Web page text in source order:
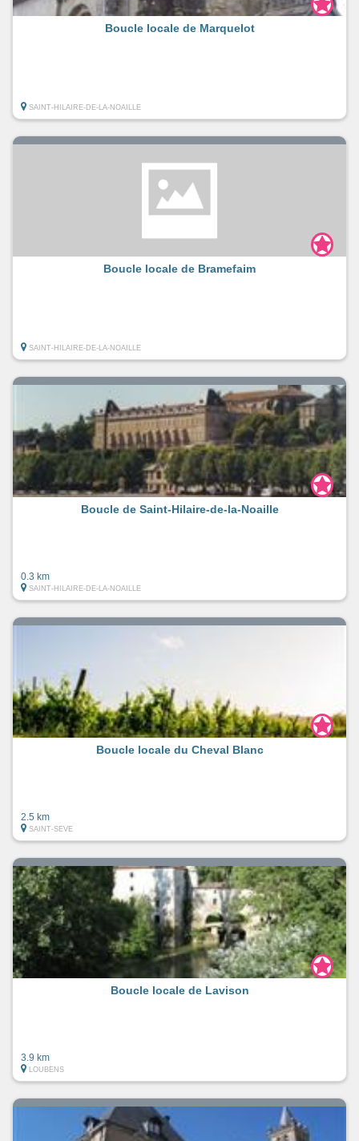
Boucle locale de Marquelot
SAINT-HILAIRE-DE-LA-NOAILLE
Boucle locale de Bramefaim
SAINT-HILAIRE-DE-LA-NOAILLE
Boucle de Saint-Hilaire-de-la-Noaille
0.3 km
SAINT-HILAIRE-DE-LA-NOAILLE
Boucle locale du Cheval Blanc
2.5 km
SAINT-SEVE
Boucle locale de Lavison
3.9 km
LOUBENS